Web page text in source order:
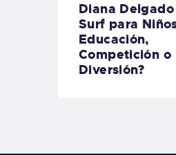
Diana Delgado
Surf para
Educación,
Competición o
Diversión?